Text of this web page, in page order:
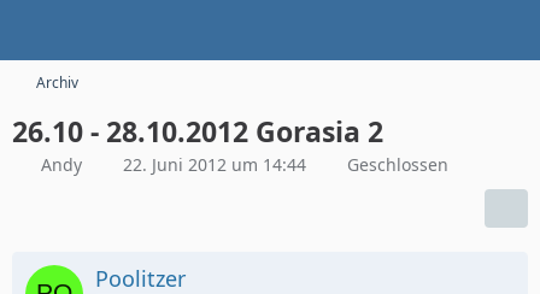
Archiv
26.10 - 28.10.2012 Gorasia 2
Andy 22. Juni 2012 um 14:44 Geschlossen
Poolitzer